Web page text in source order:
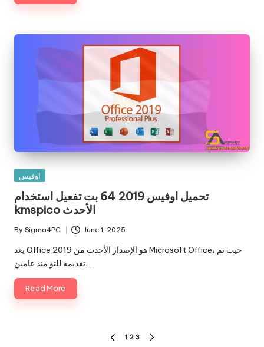
Posted
اوفيس
تحميل اوفيس 2019 64 بت تفعيل استخدام
kmspico الأحدث
Posted
By Sigma4PC June 1, 2025
يعد Office 2019 هو الإصدار الأحدث من Microsoft Office، حيث تم
تقديمه للتو منذ عامين،…
Read More
PREVIOUS
1 2 3